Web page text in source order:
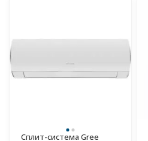
Сплит-система Gree